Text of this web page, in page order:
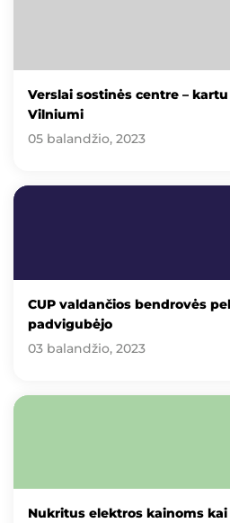
Verslai sostinės centre –
Vilniumi
05 balandžio, 2023
CUP valdančios bendrovės
padvigubėjo
03 balandžio, 2023
Nukritus elektros kainoms